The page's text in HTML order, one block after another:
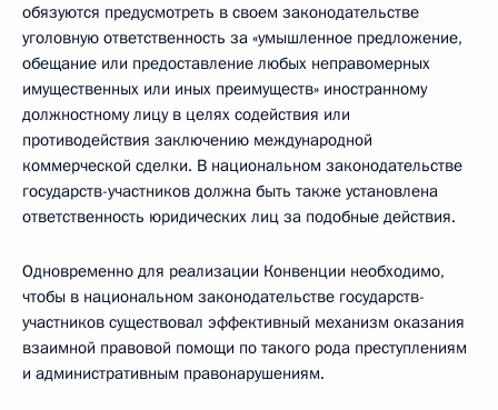
обязуются предусмотреть в своем законодательстве
уголовную ответственность за «умышленное предложение,
обещание или предоставление любых неправомерных
имущественных или иных преимуществ» иностранному
должностному лицу в целях содействия или
противодействия заключению международной
коммерческой сделки. В национальном законодательстве
государств-участников должна быть также установлена
ответственность юридических лиц за подобные действия.
Одновременно для реализации Конвенции необходимо,
чтобы в национальном законодательстве государств-
участников существовал эффективный механизм оказания
взаимной правовой помощи по такого рода преступлениям
и административным правонарушениям.